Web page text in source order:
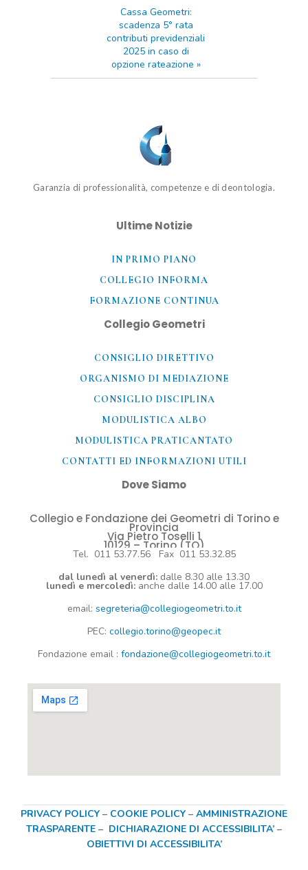
Cassa Geometri:
scadenza 5° rata
contributi previdenziali
2025 in caso di
opzione rateazione »
Garanzia di professionalità, competenze e di deontologia.
Ultime Notizie
IN PRIMO PIANO
COLLEGIO INFORMA
FORMAZIONE CONTINUA
Collegio Geometri
CONSIGLIO DIRETTIVO
ORGANISMO DI MEDIAZIONE
CONSIGLIO DISCIPLINA
MODULISTICA ALBO
MODULISTICA PRATICANTATO
CONTATTI ED INFORMAZIONI UTILI​
Dove Siamo
Collegio e Fondazione dei Geometri di Torino e
Provincia
Via Pietro Toselli 1
10129 – Torino (TO)
Tel. 011 53.77.56 Fax 011 53.32.85
dal lunedì al venerdì: dalle 8.30 alle 13.30
lunedì e mercoledì: anche dalle 14.00 alle 17.00
email: segreteria@collegiogeometri.to.it
PEC: collegio.torino@geopec.it
Fondazione email : fondazione@collegiogeometri.to.it
PRIVACY POLICY – COOKIE POLICY – AMMINISTRAZIONE
TRASPARENTE – DICHIARAZIONE DI ACCESSIBILITA’ –
OBIETTIVI DI ACCESSIBILITA’